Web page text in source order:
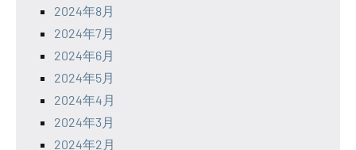
2024年8月
2024年7月
2024年6月
2024年5月
2024年4月
2024年3月
2024年2月